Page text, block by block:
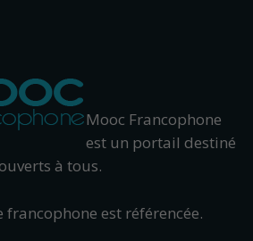
Mooc Francophone
est un portail destiné
à tous.
francophone est référencée.